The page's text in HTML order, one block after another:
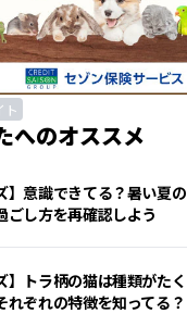
ト
へのオススメ
】意識できてる？暑い夏の
ごし方を再確認しよう
】トラ柄の猫は種類がたく
れぞれの特徴を知ってる？